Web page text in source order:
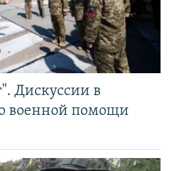
Дискуссии в
военной помощи